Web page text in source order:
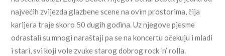
najvećih zvijezda glazbene scene na ovim prostorima, čija
karijera traje skoro 50 dugih godina. Uz njegove pjesme
odrastali su mnogi naraštaji pa se na koncertu očekuju i mladi
i stari, svi koji vole zvuke starog dobrog rock ‘n’ rolla.